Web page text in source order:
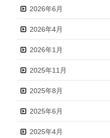
2026年6月
2026年4月
2026年1月
2025年11月
2025年8月
2025年6月
2025年4月